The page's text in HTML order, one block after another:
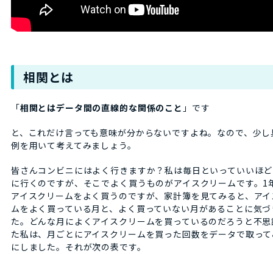
相関とは
「相関とはデータ間の直線的な関係のこと 」です
と、これだけ言っても意味が分からないですよね。なので、少
例を用いて考えてみましょう。
皆さんコンビニにはよく行きますか？私は毎日といっていいほ
に行くのですが、そこでよく買うものがアイスクリームです。1
アイスクリームをよく買うのですが、家計簿を見てみると、ア
ムをよく買っている月と、よく買っていない月があることに気
た。どんな月によくアイスクリームを買っているのだろうと不
た私は、月ごとにアイスクリームを買った回数をデータで取っ
にしました。それが次の表です。